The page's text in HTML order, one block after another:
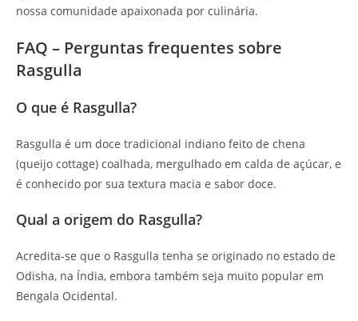
nossa comunidade apaixonada por culinária.
FAQ – Perguntas frequentes sobre
Rasgulla
O que é Rasgulla?
Rasgulla é um doce tradicional indiano feito de chena
(queijo cottage) coalhada, mergulhado em calda de açúcar, e
é conhecido por sua textura macia e sabor doce.
Qual a origem do Rasgulla?
Acredita-se que o Rasgulla tenha se originado no estado de
Odisha, na Índia, embora também seja muito popular em
Bengala Ocidental.